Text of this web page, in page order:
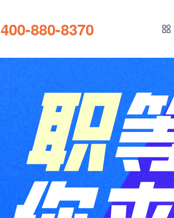
400-880-8370